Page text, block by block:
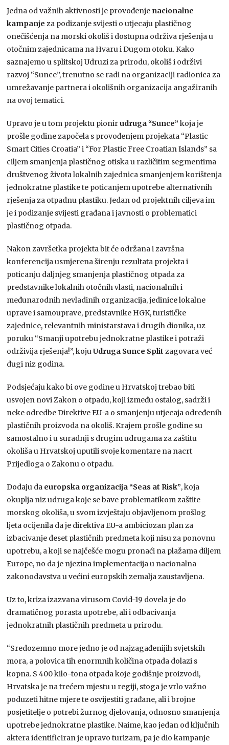
Jedna od važnih aktivnosti je provođenje nacionalne
kampanje za podizanje svijesti o utjecaju plastičnog
onečišćenja na morski okoliš i dostupna održiva rješenja u
otočnim zajednicama na Hvaru i Dugom otoku. Kako
saznajemo u splitskoj Udruzi za prirodu, okoliš i održivi
razvoj “Sunce”, trenutno se radi na organizaciji radionica za
umrežavanje partnera i okolišnih organizacija angažiranih
na ovoj tematici.
Upravo je u tom projektu pionirudruga “Sunce” koja je
prošle godine započela s provođenjem projekata “Plastic
Smart Cities Croatia” i “For Plastic Free Croatian Islands” sa
ciljem smanjenja plastičnog otiska u različitim segmentima
društvenog života lokalnih zajednica smanjenjem korištenja
jednokratne plastike te poticanjem upotrebe alternativnih
rješenja za otpadnu plastiku. Jedan od projektnih ciljeva im
je i podizanje svijesti građana i javnosti o problematici
plastičnog otpada.
Nakon završetka projekta bit će održana i završna
konferencija usmjerena širenju rezultata projekta i
poticanju daljnjeg smanjenja plastičnog otpada za
predstavnike lokalnih otočnih vlasti, nacionalnih i
međunarodnih nevladinih organizacija, jedinice lokalne
uprave i samouprave, predstavnike HGK, turističke
zajednice, relevantnih ministarstava i drugih dionika, uz
poruku “Smanji upotrebu jednokratne plastike i potraži
održivija rješenja!”, kojuUdruga Sunce Split zagovara već
dugi niz godina.
Podsjećaju kako bi ove godine u Hrvatskoj trebao biti
usvojen novi Zakon o otpadu, koji između ostalog, sadrži i
neke odredbe Direktive EU-a o smanjenju utjecaja određenih
plastičnih proizvoda na okoliš. Krajem prošle godine su
samostalno i u suradnji s drugim udrugama za zaštitu
okoliša u Hrvatskoj uputili svoje komentare na nacrt
Prijedloga o Zakonu o otpadu.
Dodaju da europska organizacija “Seas at Risk”, koja
okuplja niz udruga koje se bave problematikom zaštite
morskog okoliša, u svom izvještaju objavljenom prošlog
ljeta ocijenila da je direktiva EU-a ambiciozan plan za
izbacivanje deset plastičnih predmeta koji nisu za ponovnu
upotrebu, a koji se najčešće mogu pronaći na plažama diljem
Europe, no da je njezina implementacija u nacionalna
zakonodavstva u većini europskih zemalja zaustavljena.
Uz to, kriza izazvana virusom Covid-19 dovela je do
dramatičnog porasta upotrebe, ali i odbacivanja
jednokratnih plastičnih predmeta u prirodu.
“Sredozemno more jedno je od najzagađenijih svjetskih
mora, a polovica tih enormnih količina otpada dolazi s
kopna. S 400 kilo-tona otpada koje godišnje proizvodi,
Hrvatska je na trećem mjestu u regiji, stoga je vrlo važno
poduzeti hitne mjere te osvijestiti građane, ali i brojne
posjetitelje o potrebi žurnog djelovanja, odnosno smanjenja
upotrebe jednokratne plastike. Naime, kao jedan od ključnih
aktera identificiran je upravo turizam, pa je dio kampanje